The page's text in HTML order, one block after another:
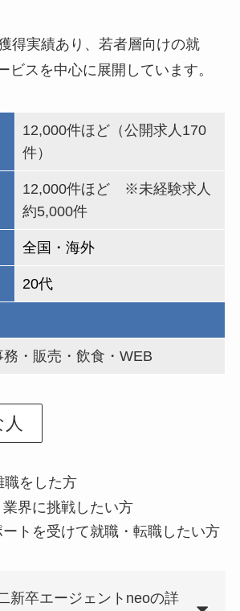
得実績あり、若者層向けの就
ビスを中心に展開しています。
12,000件ほど（公開求人170
件）
12,000件ほど ※未経験求人
約5,000件
全国・海外
20代
・販売・飲食・WEB
職をした方
界に挑戦したい方
ートを受けて就職・転職したい方
新卒エージェントneoの詳